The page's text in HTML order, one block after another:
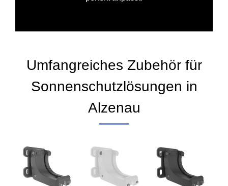
Umfangreiches Zubehör für
Sonnenschutzlösungen in
Alzenau